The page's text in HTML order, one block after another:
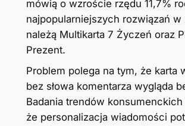
mówią o wzroście rzędu 11,7%
najpopularniejszych rozwiązań w
należą Multikarta 7 Życzeń oraz
Prezent.
Problem polega na tym, że karta
bez słowa komentarza wygląda
Badania trendów konsumenckich
że personalizacja wiadomości